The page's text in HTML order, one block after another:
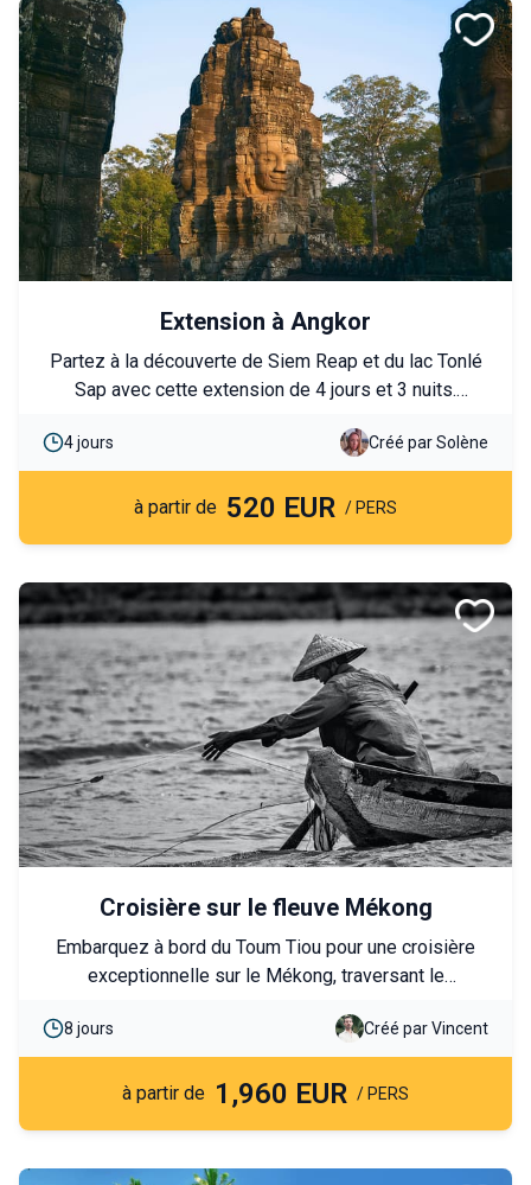
Extension à Angkor
Partez à la découverte de Siem Reap et du lac Tonlé
Sap avec cette extension de 4 jours et 3 nuits.
rencontrez les communautés locales et profitez d’une
immersion authentique au cœur de la campagne
Cambodgienne.
4 jours Créé par Solène
à partir de 520 EUR / PERS
Croisière sur le fleuve Mékong
Embarquez à bord du Toum Tiou pour une croisière
exceptionnelle sur le Mékong, traversant le
Minh. Vivez une immersion culturelle à travers deux
pays.
8 jours Créé par Vincent
à partir de 1,960 EUR / PERS